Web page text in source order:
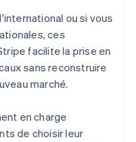
ou si vous
ces
facilite la prise en
sans reconstruire
marché.
en charge
de choisir leur